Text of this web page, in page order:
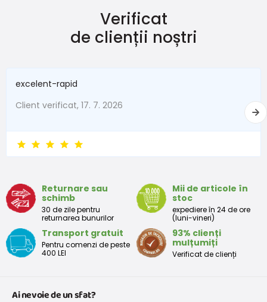
(Lungimea recomandată a piciorului = lungimea branțului -
23
branțului
(mm)
recomandată
a piciorului
Lățimea
branțului
(mm)
60 62 63
Verificat
de clienții noștri
excelent-rapid
Client verificat, 17. 7. 2026
Returnare sau
schimb
30 de zile pentru
returnarea bunurilor
Mii de articole în
stoc
expediere în 24 de ore
(luni-vineri)
Transport gratuit
Pentru comenzi de peste
400 LEI
93% clienți
mulțumiți
Verificat de clienți
Ai nevoie de un sfat?